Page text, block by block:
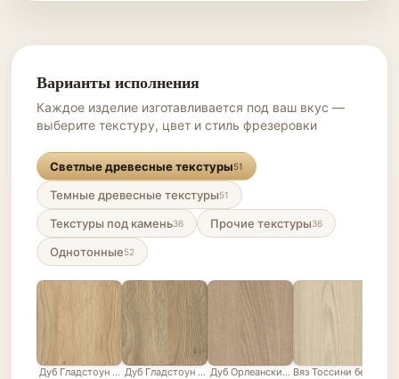
Варианты исполнения
Каждое изделие изготавливается под ваш вкус —
выберите текстуру, цвет и стиль фрезеровки
Светлые древесные текстуры51
Темные древесные текстуры51
Текстуры под камень36 Прочие текстуры36
Однотонные52
Дуб Гладстоун песочныйДуб Гладстоун серо-бежевыйДуб Орлеанский песочно-бежевый
Вяз Тоссини белый